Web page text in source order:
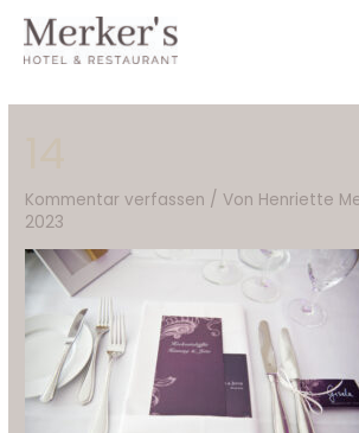
Inhalt
springen
Kommentar verfassen / Von Henriette
2023